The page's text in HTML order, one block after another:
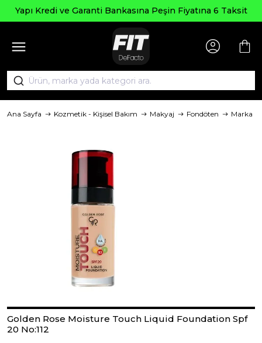
Yapı Kredi ve Garanti Bankasına Peşin Fiyatına 6 Taksit
Ana Sayfa Kozmetik - Kişisel Bakım Makyaj Fondöten Marka
Golden Rose Moisture Touch Liquid Foundation Spf
20 No:112